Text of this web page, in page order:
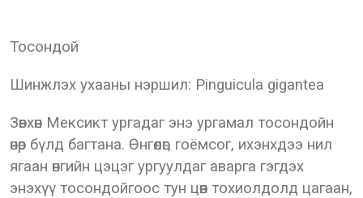
Тосондой
Шинжлэх ухааны нэршил: Pinguicula gigantea
Зөвхөн Мексикт ургадаг энэ ургамал тосондойн
өнөр бүлд багтана. Өнгөлөг, гоёмсог, ихэнхдээ нил
ягаан өнгийн цэцэг ургуулдаг аварга гэгдэх
энэхүү тосондойгоос тун цөөн тохиолдолд цагаан,